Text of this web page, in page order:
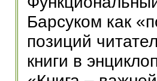
Барсуком как
позиций
книги в